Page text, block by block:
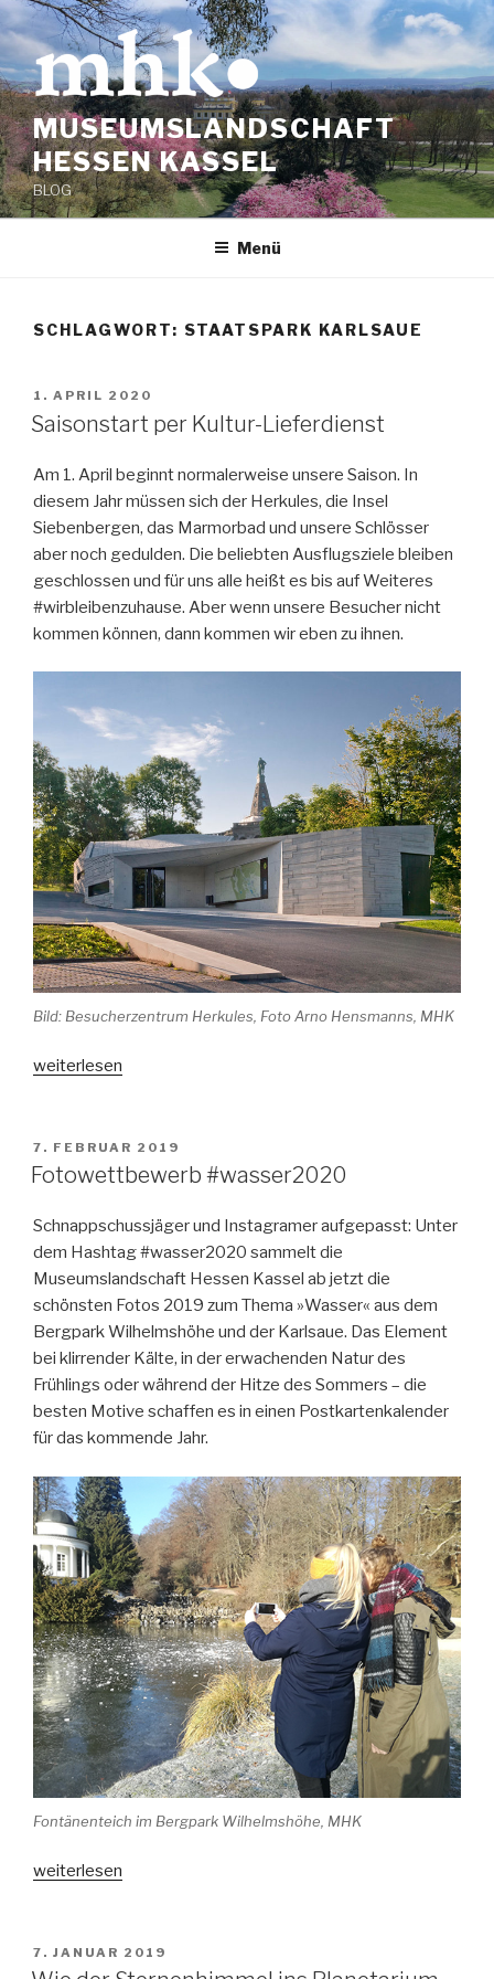
Zum
Inhalt
springen
MUSEUMSLANDSCHAFT
HESSEN KASSEL
BLOG
Menü
SCHLAGWORT: STAATSPARK KARLSAUE
VERÖFFENTLICHT
AM
1. APRIL 2020
Saisonstart per Kultur-Lieferdienst
Am 1. April beginnt normalerweise unsere Saison. In
diesem Jahr müssen sich der Herkules, die Insel
Siebenbergen, das Marmorbad und unsere Schlösser
aber noch gedulden. Die beliebten Ausflugsziele bleiben
geschlossen und für uns alle heißt es bis auf Weiteres
#wirbleibenzuhause. Aber wenn unsere Besucher nicht
kommen können, dann kommen wir eben zu ihnen.
Bild: Besucherzentrum Herkules, Foto Arno Hensmanns, MHK
„Saisonstart
Lieferdienst“
weiterlesen
VERÖFFENTLICHT
AM
7. FEBRUAR 2019
Fotowettbewerb #wasser2020
Schnappschussjäger und Instagramer aufgepasst: Unter
dem Hashtag #wasser2020 sammelt die
Museumslandschaft Hessen Kassel ab jetzt die
schönsten Fotos 2019 zum Thema »Wasser« aus dem
Bergpark Wilhelmshöhe und der Karlsaue. Das Element
bei klirrender Kälte, in der erwachenden Natur des
Frühlings oder während der Hitze des Sommers – die
besten Motive schaffen es in einen Postkartenkalender
für das kommende Jahr.
Fontänenteich im Bergpark Wilhelmshöhe, MHK
„Fotowettbewerb
weiterlesen
VERÖFFENTLICHT
AM
7. JANUAR 2019